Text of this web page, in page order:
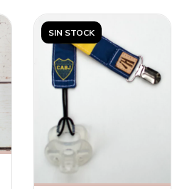
SIN STOCK